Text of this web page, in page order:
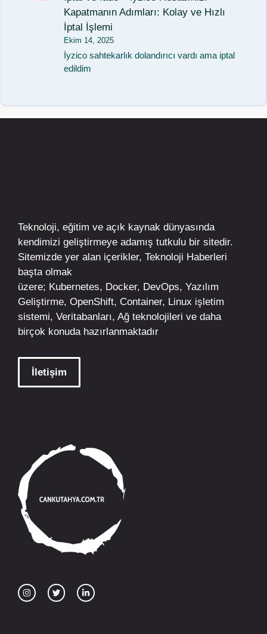
Kapatmanın Adımları: Kolay ve Hızlı
İptal İşlemi
Ekim 14, 2025
İyzico sahtekarlık dolandırıcı vardı ama iptal
edildim
Teknoloji, eğitim ve açık kaynak dünyasında
kendimizi geliştirmeye adamış tutkulu bir sitedir.
Sitemizde yer alan içerikler, Teknoloji Haberleri
başta olmak
üzere; Kubernetes, Docker, DevOps, Yazılım
Geliştirme, OpenShift, Container, Linux işletim
sistemi, Veritabanları, Ağ teknolojileri ve daha
birçok konuda hazırlanmaktadır
İletişim